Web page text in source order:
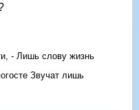
- Лишь слову жизнь
Звучат лишь